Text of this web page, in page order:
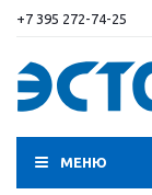
+7 395 272-74-25
МЕНЮ